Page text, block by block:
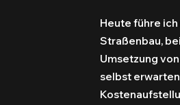
Heute führe
Straßenbau,
Umsetzung
selbst